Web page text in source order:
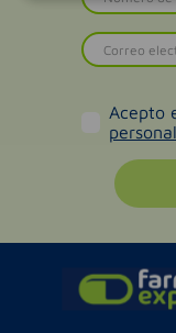
Acepto